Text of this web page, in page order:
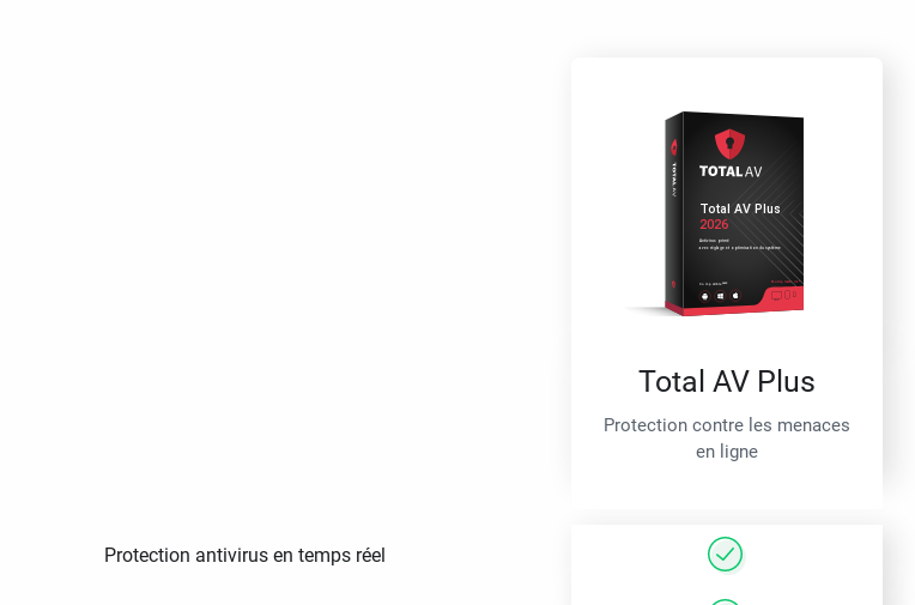
Total AV Plus
Protection contre les menaces
en ligne
Protection antivirus en temps réel